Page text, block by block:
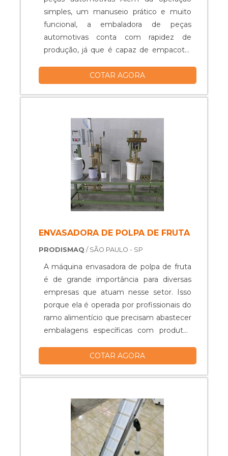
simples, um manuseio prático e muito
funcional, a embaladora de peças
automotivas conta com rapidez de
produção, já que é capaz de empacotar
Dessa forma, o equipamento pode
que alcança embalar de 60 a 150
aumento de resultados e lucros que
podem impulsionar ainda ma....
COTAR AGORA
ENVASADORA DE POLPA DE FRUTA
PRODISMAQ / SÃO PAULO - SP
A máquina envasadora de polpa de fruta
é de grande importância para diversas
empresas que atuam nesse setor. Isso
porque ela é operada por profissionais do
ramo alimentício que precisam abastecer
embalagens específicas com produtos
ocupar os recipientes com em
de maneira rápida, com alta precisão e de
questão. Desse modo, é possível usufruir
de eficiência e praticidade em qualquer
cadeia produtiva.AS PRINCIPAIS
VANTAGENS DO MAQUINÁRIONo geral,
COTAR AGORA